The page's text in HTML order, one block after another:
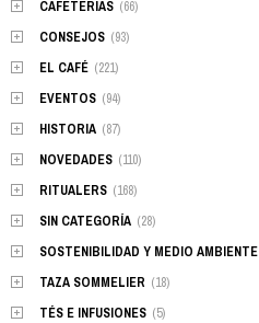
CAFETERIAS (66)
CONSEJOS (93)
EL CAFÉ (221)
EVENTOS (94)
HISTORIA (87)
NOVEDADES (110)
RITUALERS (168)
SIN CATEGORÍA (28)
SOSTENIBILIDAD Y MEDIO AMBIENTE
TAZA SOMMELIER (18)
TÉS E INFUSIONES (5)